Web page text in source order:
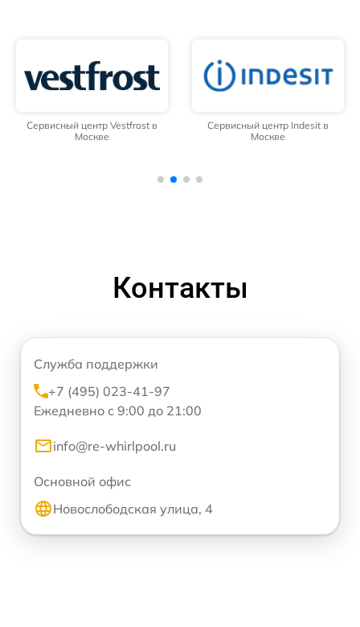
Сервисный центр Vestfrost в
Москве
Сервисный центр Indesit в
Москве
Контакты
Служба поддержки
+7 (495) 023-41-97
Ежедневно с 9:00 до 21:00
info@re-whirlpool.ru
Основной офис
Новослободская улица, 4